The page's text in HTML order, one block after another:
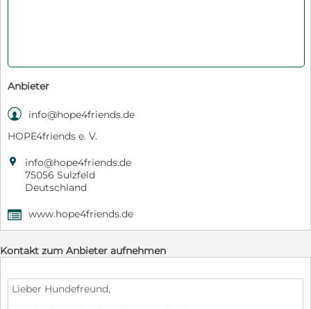
Anbieter

info@hope4friends.de
HOPE4friends e. V.

info@hope4friends.de
75056 Sulzfeld
Deutschland
, www.hope4friends.de
Kontakt zum Anbieter aufnehmen